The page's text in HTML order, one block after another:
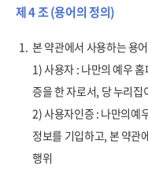
제 4 조 (용어의 정의)
1. 본 약관에서 사용하는 용
1) 사용자 : 나만의 예우
증을 한 자로서, 당 누리
2) 사용자인증 : 나만의예
정보를 기입하고, 본 약관
행위